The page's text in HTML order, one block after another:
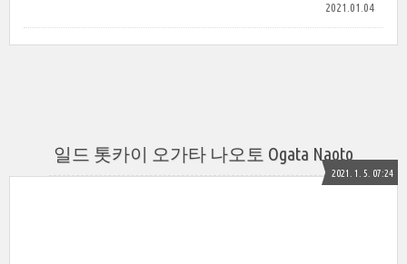
2021.01.04
일드 톳카이 오가타 나오토 Ogata Naoto
2021. 1. 5. 07:24